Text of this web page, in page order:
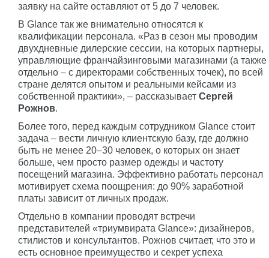
заявку на сайте оставляют от 5 до 7 человек.
В Glance так же внимательно относятся к
квалификации персонала. «Раз в сезон мы проводим
двухдневные дилерские сессии, на которых партнеры,
управляющие франчайзинговыми магазинами (а также
отдельно – с директорами собственных точек), по всей
стране делятся опытом и реальными кейсами из
собственной практики», – рассказывает Сергей
Рожнов.
Более того, перед каждым сотрудником Glance стоит
задача – вести личную клиентскую базу, где должно
быть не менее 20–30 человек, о которых он знает
больше, чем просто размер одежды и частоту
посещений магазина. Эффективно работать персонал
мотивирует схема поощрения: до 90% заработной
платы зависит от личных продаж.
Отдельно в компании проводят встречи
представителей «триумвирата Glance»: дизайнеров,
стилистов и консультантов. Рожнов считает, что это и
есть основное преимущество и секрет успеха